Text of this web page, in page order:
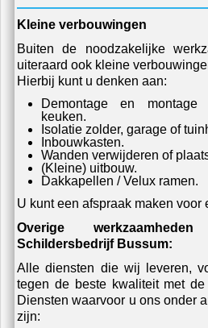
Kleine verbouwingen
Buiten de noodzakelijke
uiteraard ook kleine
Hierbij kunt u denken aan:
Demontage en
keuken.
Isolatie zolder, garage of
Inbouwkasten.
Wanden verwijderen of
(Kleine) uitbouw.
Dakkapellen / Velux ramen.
U kunt een afspraak maken
Overige
Schildersbedrijf Bussum:
Alle diensten die wij leveren,
tegen de beste kwaliteit met
Diensten waarvoor u ons onder
zijn: